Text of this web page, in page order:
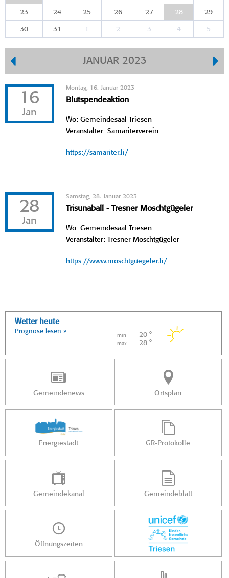
23 24 25 26 27 28 29
30 31 1 2 3 4 5
JANUAR 2023
16
Jan
Montag, 16. Januar 2023
Blutspendeaktion
Wo: Gemeindesaal Triesen
Veranstalter: Samariterverein
https://samariter.li/
28
Jan
Samstag, 28. Januar 2023
Trisunaball - Tresner Moschtgügeler
Wo: Gemeindesaal Triesen
Veranstalter: Tresner Moschtgügeler
https://www.moschtguegeler.li/
Wetter heute
Prognose lesen »
min 20 °
max 28 °
Gemeindenews Ortsplan
Energiestadt GR-Protokolle
Gemeindekanal Gemeindeblatt
Öffnungszeiten